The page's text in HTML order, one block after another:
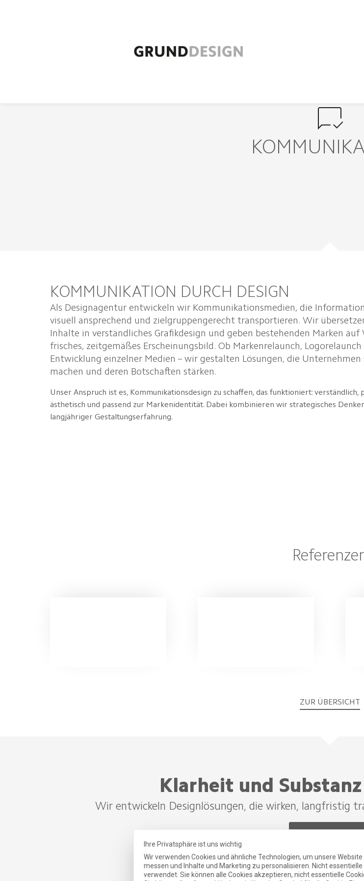
Ihre Privatsphäre ist uns wichtig
Wir verwenden Cookies und ähnliche Technologien, um unsere
messen und Inhalte und Marketing zu personalisieren. Nicht
verwendet. Sie können alle Cookies akzeptieren, nicht essentielle
KOMMUNIKATION DURCH DESIGN
Als Designagentur entwickeln wir Kommunikationsmedien, die
visuell ansprechend und zielgruppengerecht transportieren. Wir
Inhalte in verständliches Grafikdesign und geben bestehenden Marken auf
frisches, zeitgemäßes Erscheinungsbild. Ob Markenrelaunch, Logorelaunch
Entwicklung einzelner Medien – wir gestalten Lösungen, die Unternehmen
machen und deren Botschaften stärken.
Unser Anspruch ist es, Kommunikationsdesign zu schaffen, das funktioniert: verständlich,
ästhetisch und passend zur Markenidentität. Dabei kombinieren wir strategisches
langjähriger Gestaltungserfahrung.
ZUR ÜBERSICHT
Klarheit und
Wir entwickeln Designlösungen, die wirken, langfristig